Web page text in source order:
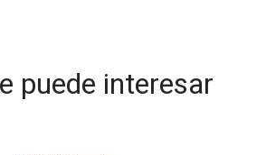
puede interesar